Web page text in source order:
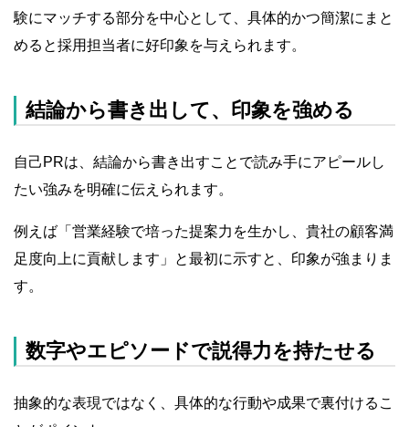
験にマッチする部分を中心として、具体的かつ簡潔にまと
めると採用担当者に好印象を与えられます。
結論から書き出して、印象を強める
自己PRは、結論から書き出すことで読み手にアピールし
たい強みを明確に伝えられます。
例えば「営業経験で培った提案力を生かし、貴社の顧客満
足度向上に貢献します」と最初に示すと、印象が強まりま
す。
数字やエピソードで説得力を持たせる
抽象的な表現ではなく、具体的な行動や成果で裏付けるこ